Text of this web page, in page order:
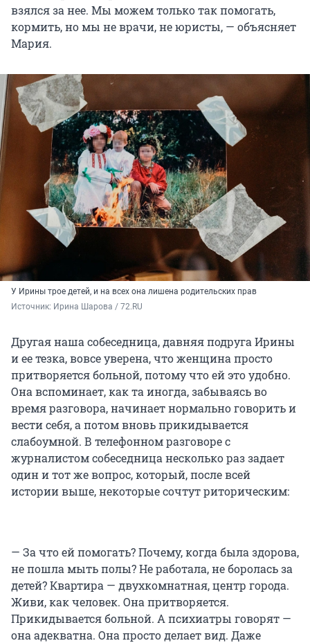
взялся за нее. Мы можем только так помогать,
кормить, но мы не врачи, не юристы, — объясняет
Мария.
У Ирины трое детей, и на всех она лишена родительских прав
Источник: Ирина Шарова / 72.RU
Другая наша собеседница, давняя подруга Ирины
и ее тезка, вовсе уверена, что женщина просто
притворяется больной, потому что ей это удобно.
Она вспоминает, как та иногда, забываясь во
время разговора, начинает нормально говорить и
вести себя, а потом вновь прикидывается
слабоумной. В телефонном разговоре с
журналистом собеседница несколько раз задает
один и тот же вопрос, который, после всей
истории выше, некоторые сочтут риторическим:
— За что ей помогать? Почему, когда была здорова,
не пошла мыть полы? Не работала, не боролась за
детей? Квартира — двухкомнатная, центр города.
Живи, как человек. Она притворяется.
Прикидывается больной. А психиатры говорят —
она адекватна. Она просто делает вид. Даже